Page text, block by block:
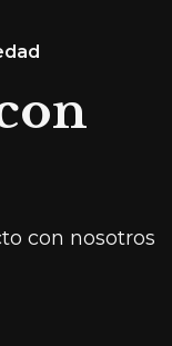
con nosotros